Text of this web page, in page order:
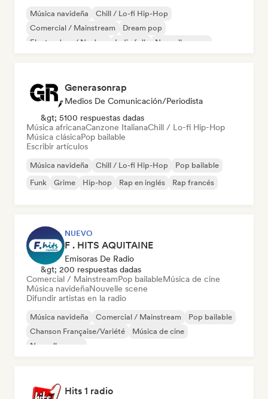
Música navideña
Chill / Lo-fi Hip-Hop
Comercial / Mainstream
Dream pop
Electro Jazz / Nu Jazz
Indie folk
Nouvelle scene
Generasonrap
Medios De Comunicación/Periodista
&gt; 5100 respuestas dadas
Música africanaCanzone ItalianaChill / Lo-fi Hip-Hop
Música clásicaPop bailable
Escribir artículos
Música navideña Chill / Lo-fi Hip-Hop
Pop bailable
Funk
Grime Hip-hop Rap en inglés Rap francés
NUEVO
F . HITS AQUITAINE
Emisoras De Radio
&gt; 200 respuestas dadas
Comercial / MainstreamPop bailableMúsica de cine
Música navideñaNouvelle scene
Difundir artistas en la radio
Música navideña Comercial / Mainstream
Pop bailable
Chanson Française/Variété
Música de cine
Nouvelle scene
Hits 1 radio